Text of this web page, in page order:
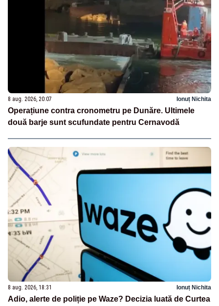
8 aug. 2026, 20:07 Ionuț Nichita
Operațiune contra cronometru pe Dunăre. Ultimele
două barje sunt scufundate pentru Cernavodă
8 aug. 2026, 18:31 Ionuț Nichita
Adio, alerte de poliție pe Waze? Decizia luată de Curtea